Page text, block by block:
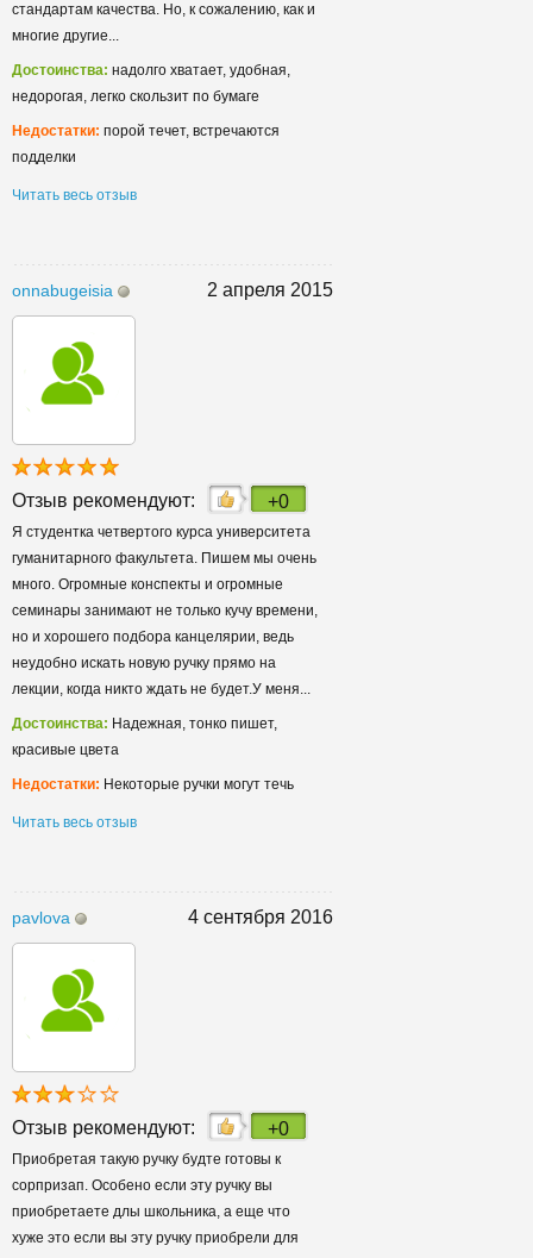
стандартам качества. Но, к сожалению, как и
многие другие...
Достоинства: надолго хватает, удобная,
недорогая, легко скользит по бумаге
Недостатки: порой течет, встречаются
подделки
Читать весь отзыв
onnabugeisia 2 апреля 2015
Отзыв рекомендуют: +0
Я студентка четвертого курса университета
гуманитарного факультета. Пишем мы очень
много. Огромные конспекты и огромные
семинары занимают не только кучу времени,
но и хорошего подбора канцелярии, ведь
неудобно искать новую ручку прямо на
лекции, когда никто ждать не будет.У меня...
Достоинства: Надежная, тонко пишет,
красивые цвета
Недостатки: Некоторые ручки могут течь
Читать весь отзыв
pavlova 4 сентября 2016
Отзыв рекомендуют: +0
Приобретая такую ручку будте готовы к
сорпризап. Особено если эту ручку вы
приобретаете длы школьника, а еще что
хуже это если вы эту ручку приобрели для